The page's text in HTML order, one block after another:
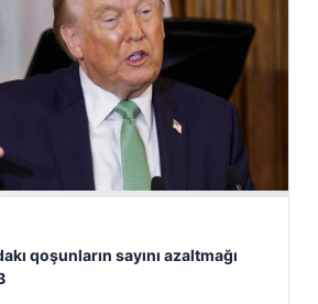
qoşunların sayını azaltmağı